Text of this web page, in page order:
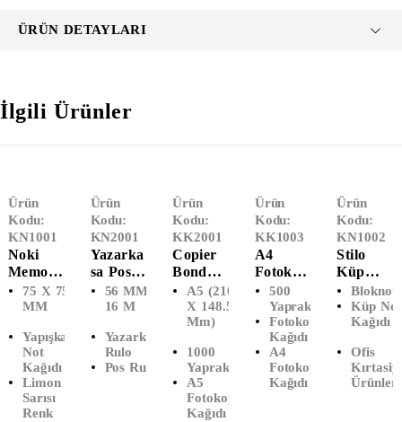
ÜRÜN DETAYLARI
İlgili Ürünler
Ürün
Kodu:
KN1001
Noki
Memo
Yapışka
Nlı Not
(80
Yaprak)
75 X 75
MM
Yapışkanlı
Not
Kağıdı
Limon
Sarısı
Renk
Ürün
Kodu:
KN2001
Yazarka
Sa Pos
Termal
Rulo (10
56 MM X
16 M
Yazarkasa
Rulo
Pos Rulo
Ürün
Kodu:
KK2001
Copier
Bond
A5
Fotokop
I Kağıdı
Yaprak)
A5 (210
X 148.5
Mm)
1000
Yaprak
A5
Fotokopi
Kağıdı
Ürün
Kodu:
KK1003
A4
Fotokop
I Kağıdı
(500
Yaprak)
500
Yaprak
Fotokopi
Kağıdı
A4
Fotokopi
Kağıdı
Ürün
Kodu:
KN1002
Stilo
Küp
Blok
Beyaz (8
X 8
Bloknot
Küp Not
Kağıdı
Ofis
Ürünleri